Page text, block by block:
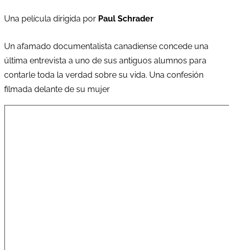
Una película dirigida por Paul Schrader
Un afamado documentalista canadiense concede una
última entrevista a uno de sus antiguos alumnos para
contarle toda la verdad sobre su vida. Una confesión
filmada delante de su mujer